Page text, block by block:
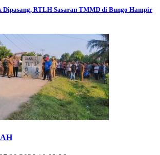
RTLH Sasaran TMMD di Bungo Hampir